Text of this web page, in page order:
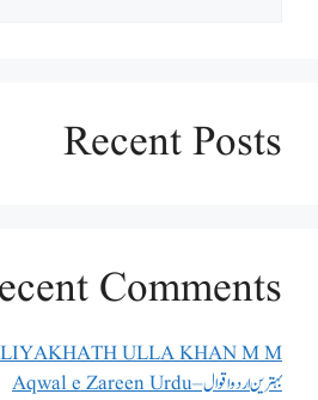
Recent Posts
Comments
LIYAKHATH ULLA KHAN M M
بہترین اردو اقوال – Aqwal e Zareen Urdu